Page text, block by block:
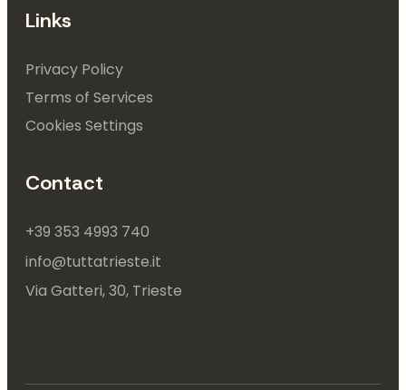
Links
Privacy Policy
Terms of Services
Cookies Settings
Contact
+39 353 4993 740
info@tuttatrieste.it
Via Gatteri, 30, Trieste